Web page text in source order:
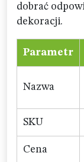
dobrać
dekoracji.
Parametr
Nazwa
SKU
Cena